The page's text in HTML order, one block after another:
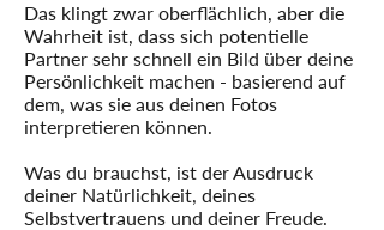
Das klingt zwar oberflächlich, aber die
Wahrheit ist, dass sich potentielle
Partner sehr schnell ein Bild über deine
Persönlichkeit machen - basierend auf
dem, was sie aus deinen Fotos
interpretieren können.
Was du brauchst, ist der Ausdruck
deiner Natürlichkeit, deines
Selbstvertrauens und deiner Freude.